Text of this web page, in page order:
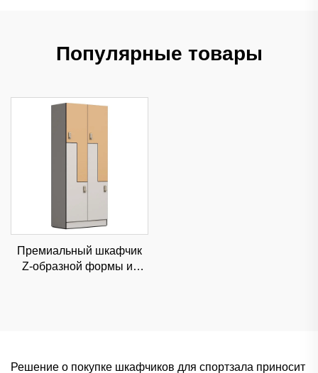
Популярные товары
Премиальный шкафчик
Z-образной формы из
Решение о покупке шкафчиков для спортзала приносит